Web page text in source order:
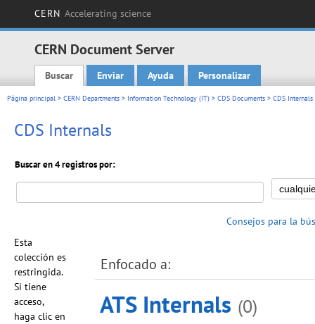
CERN Accelerating science
CERN Document Server
Main menu
Buscar Enviar Ayuda Personalizar
Página principal > CERN Departments > Information Technology (IT) > CDS Documents > CDS Internals
CDS Internals
Buscar en 4 registros por:
Consejos para la
Esta
colección es
restringida.
Si tiene
acceso,
haga clic en
Enfocado a:
ATS Internals (0)